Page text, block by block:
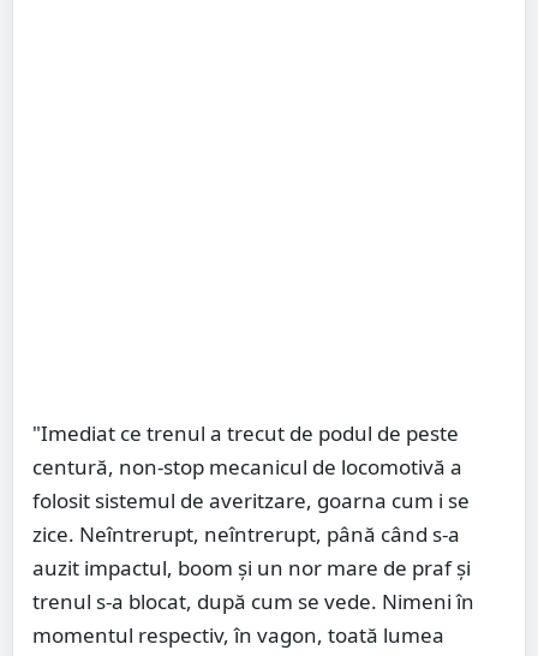
"Imediat ce trenul a trecut de podul de peste
centură, non-stop mecanicul de locomotivă a
folosit sistemul de averitzare, goarna cum i se
zice. Neîntrerupt, neîntrerupt, până când s-a
auzit impactul, boom și un nor mare de praf și
trenul s-a blocat, după cum se vede. Nimeni în
momentul respectiv, în vagon, toată lumea